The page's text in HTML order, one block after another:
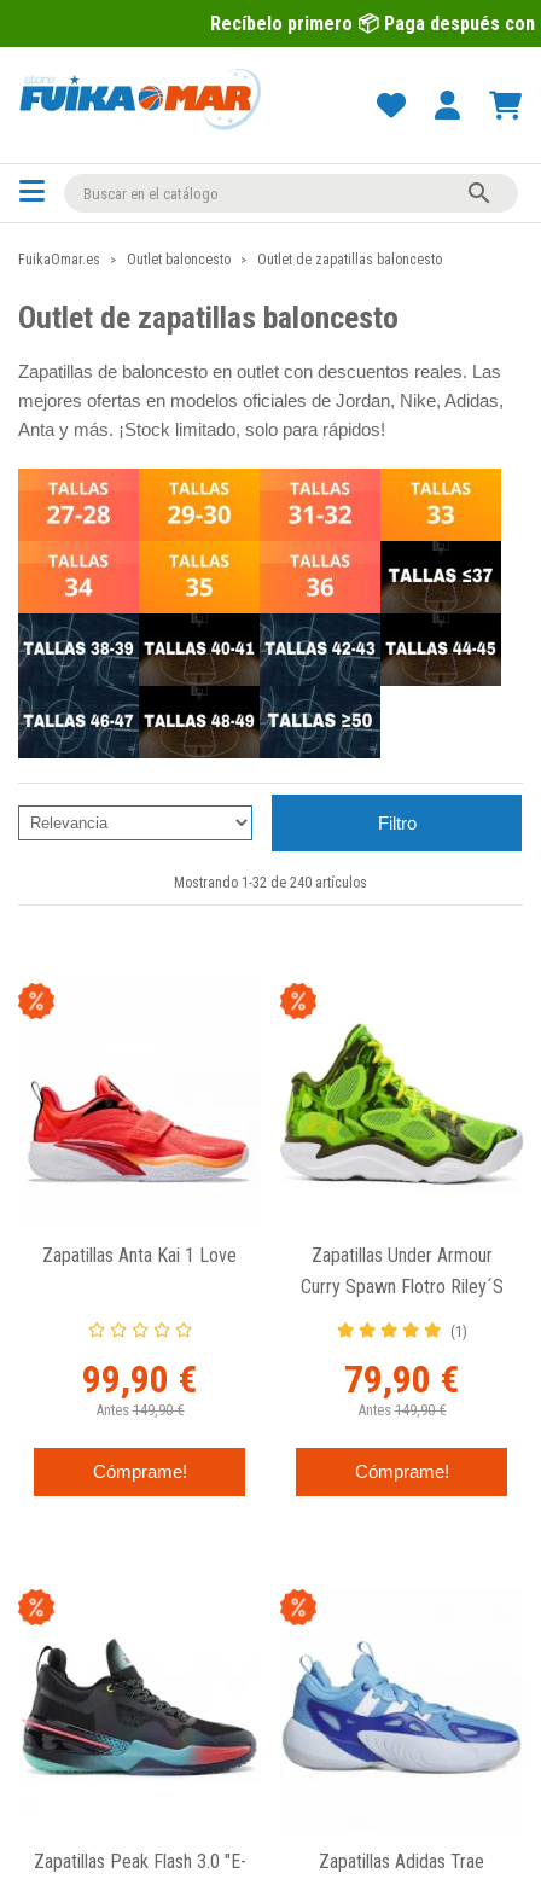
Recíbelo primero 📦 Paga después con Sequra 💶

FuikaOmar.es Outlet baloncesto Outlet de zapatillas baloncesto
Outlet de zapatillas baloncesto
Zapatillas de baloncesto en outlet con descuentos reales. Las
mejores ofertas en modelos oficiales de Jordan, Nike, Adidas,
Anta y más. ¡Stock limitado, solo para rápidos!
Filtro
Mostrando 1-32 de 240 artículos
Zapatillas Anta Kai 1 Love
99,90 €
Antes 149,90 €
Cómprame!
Zapatillas Under Armour
Curry Spawn Flotro Riley´s
Choice
(1)
79,90 €
Antes 149,90 €
Cómprame!
Zapatillas Peak Flash 3.0 "E-
Zapatillas Adidas Trae